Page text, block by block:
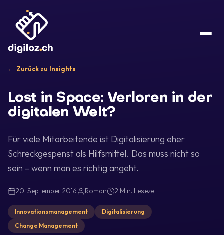
← Zurück zu Insights
Lost in Space: Verloren in der
digitalen Welt?
Für viele Mitarbeitende ist Digitalisierung eher
Schreckgespenst als Hilfsmittel. Das muss nicht so
sein – wenn man es richtig angeht.
20. September 2016 Roman 2 Min. Lesezeit
Innovationsmanagement
Digitalisierung
Change Management